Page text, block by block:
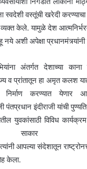
स्वदेशी वस्तूंची खरेदी
केले. यामुळे देश
नये अशी अपेक्षा
अंतर्गत देशाच्या
व प्रांतातून हा अमृत कलश
करण्यात येणार
इंदीराजी यांची
युवकांसाठी विविध
आपल्या संदेशातून
केला.